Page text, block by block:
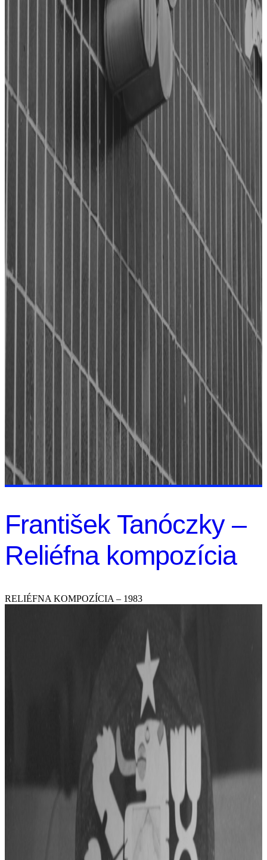
František Tanóczky –
Reliéfna kompozícia
RELIÉFNA KOMPOZÍCIA – 1983